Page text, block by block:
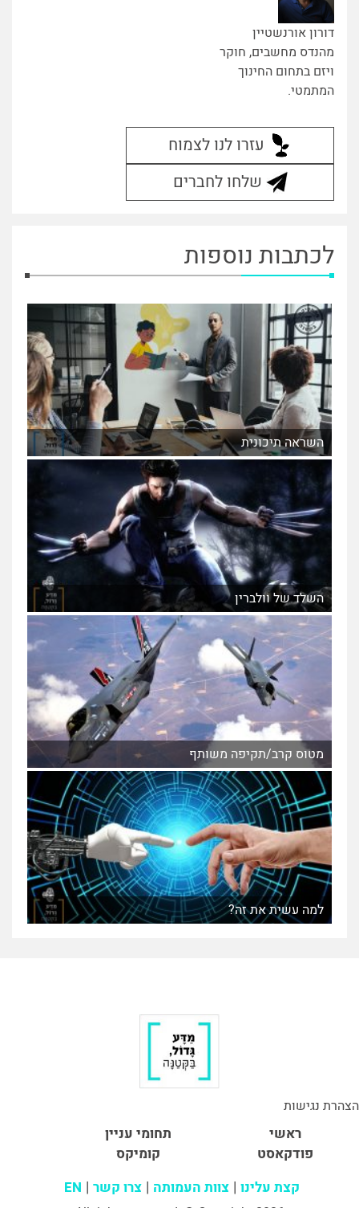
דורון אורנשטיין
מהנדס מחשבים, חוקר
ויזם בתחום החינוך
המתמטי.
עזרו לנו לצמוח
שלחו לחברים
לכתבות נוספות
השראה תיכונית
השלד של וולברין
מטוס קרב/תקיפה משותף
למה עשית את זה?
הצהרת נגישות
ראשי
תחומי עניין
פודקאסט
קומיקס
קצת עלינו צוות העמותה צרו קשר EN